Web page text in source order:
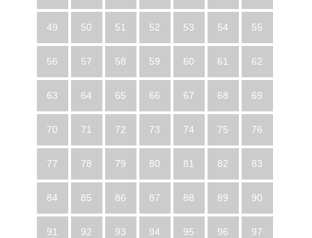
49 50 51 52 53 54 55
56 57 58 59 60 61 62
63 64 65 66 67 68 69
70 71 72 73 74 75 76
77 78 79 80 81 82 83
84 85 86 87 88 89 90
91 92 93 94 95 96 97